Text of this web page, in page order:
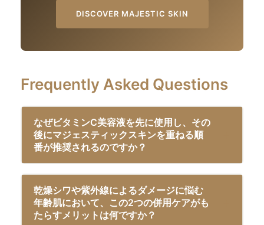
DISCOVER MAJESTIC SKIN
Frequently Asked Questions
なぜビタミンC美容液を先に使用し、その
後にマジェスティックスキンを重ねる順
番が推奨されるのですか？
乾燥シワや紫外線によるダメージに悩む
年齢肌において、この2つの併用ケアがも
たらすメリットは何ですか？